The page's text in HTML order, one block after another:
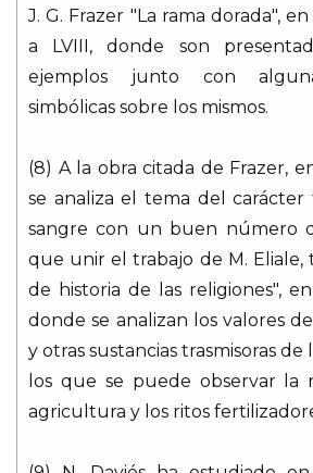
J. G. Frazer "La rama dorada",
a LVIII, donde son
ejemplos junto con
simbólicas sobre los mismos.
(8) A la obra citada de Frazer,
se analiza el tema del
sangre con un buen número
que unir el trabajo de M. Eliale,
de historia de las religiones",
donde se analizan los valores
y otras sustancias trasmisoras de
los que se puede observar la
agricultura y los ritos